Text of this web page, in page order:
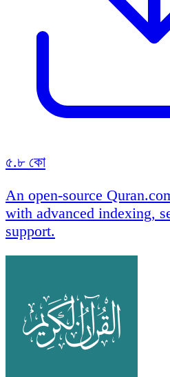
৫.৮ কো
An open-source
with advanced indexing,
support.